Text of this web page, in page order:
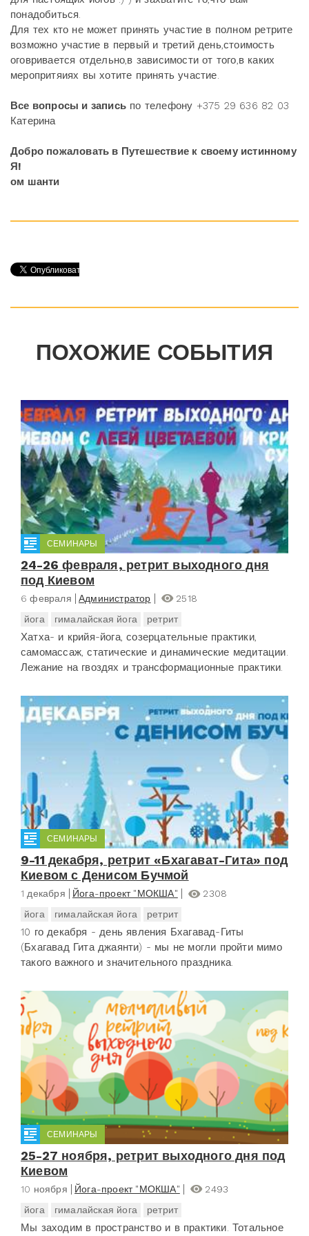
понадобиться.
Для тех кто не может принять участие в полном ретрите
возможно участие в первый и третий день,стоимость
оговривается отдельно,в зависимости от того,в каких
меропритяиях вы хотите принять участие.
Все вопросы и запись по телефону +375 29 636 82 03
Катерина
Добро пожаловать в Путешествие к своему истинному
Я!
ом шанти
ПОХОЖИЕ СОБЫТИЯ
СЕМИНАРЫ
24-26 февраля, ретрит выходного дня
под Киевом
6 февраля Администратор
2518
йога
гималайская йога ретрит
Хатха- и крийя-йога, созерцательные практики,
самомассаж, статические и динамические медитации.
Лежание на гвоздях и трансформационные практики.
СЕМИНАРЫ
9-11 декабря, ретрит «Бхагават-Гита» под
Киевом с Денисом Бучмой
1 декабря Йога-проект "МОКША"
2308
йога
гималайская йога ретрит
10 го декабря - день явления Бхагавад-Гиты
(Бхагавад Гита джаянти) - мы не могли пройти мимо
такого важного и значительного праздника.
СЕМИНАРЫ
25-27 ноября, ретрит выходного дня под
Киевом
10 ноября Йога-проект "МОКША"
2493
йога
гималайская йога ретрит
Мы заходим в пространство и в практики. Тотальное